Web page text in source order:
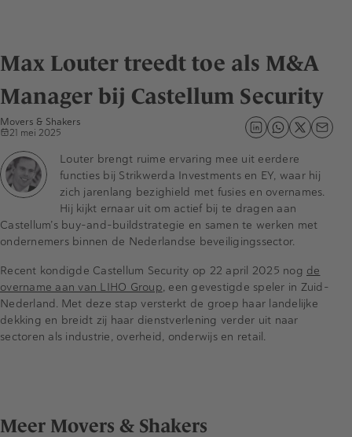
Max Louter treedt toe als M&A
Manager bij Castellum Security
Movers & Shakers
21 mei 2025
Louter brengt ruime ervaring mee uit eerdere
functies bij Strikwerda Investments en EY, waar hij
zich jarenlang bezighield met fusies en overnames.
Hij kijkt ernaar uit om actief bij te dragen aan
Castellum’s buy-and-buildstrategie en samen te werken met
ondernemers binnen de Nederlandse beveiligingssector.
Recent kondigde Castellum Security op 22 april 2025 nog de
overname aan van LIHO Group, een gevestigde speler in Zuid-
Nederland. Met deze stap versterkt de groep haar landelijke
dekking en breidt zij haar dienstverlening verder uit naar
sectoren als industrie, overheid, onderwijs en retail.
Meer Movers & Shakers